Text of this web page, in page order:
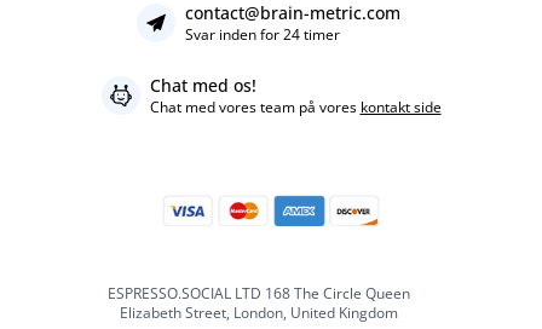
contact@brain-metric.com
Svar inden for 24 timer
Chat med os!
Chat med vores team på vores kontakt side
ESPRESSO.SOCIAL LTD 168 The Circle Queen
Elizabeth Street, London, United Kingdom